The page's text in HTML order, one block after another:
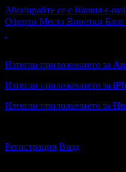
Абонирайте се с Вашия e-
Оферти Места Винетки Блог
Изтегли приложението за
Изтегли приложението за
Изтегли приложението за
Регистрация Вход